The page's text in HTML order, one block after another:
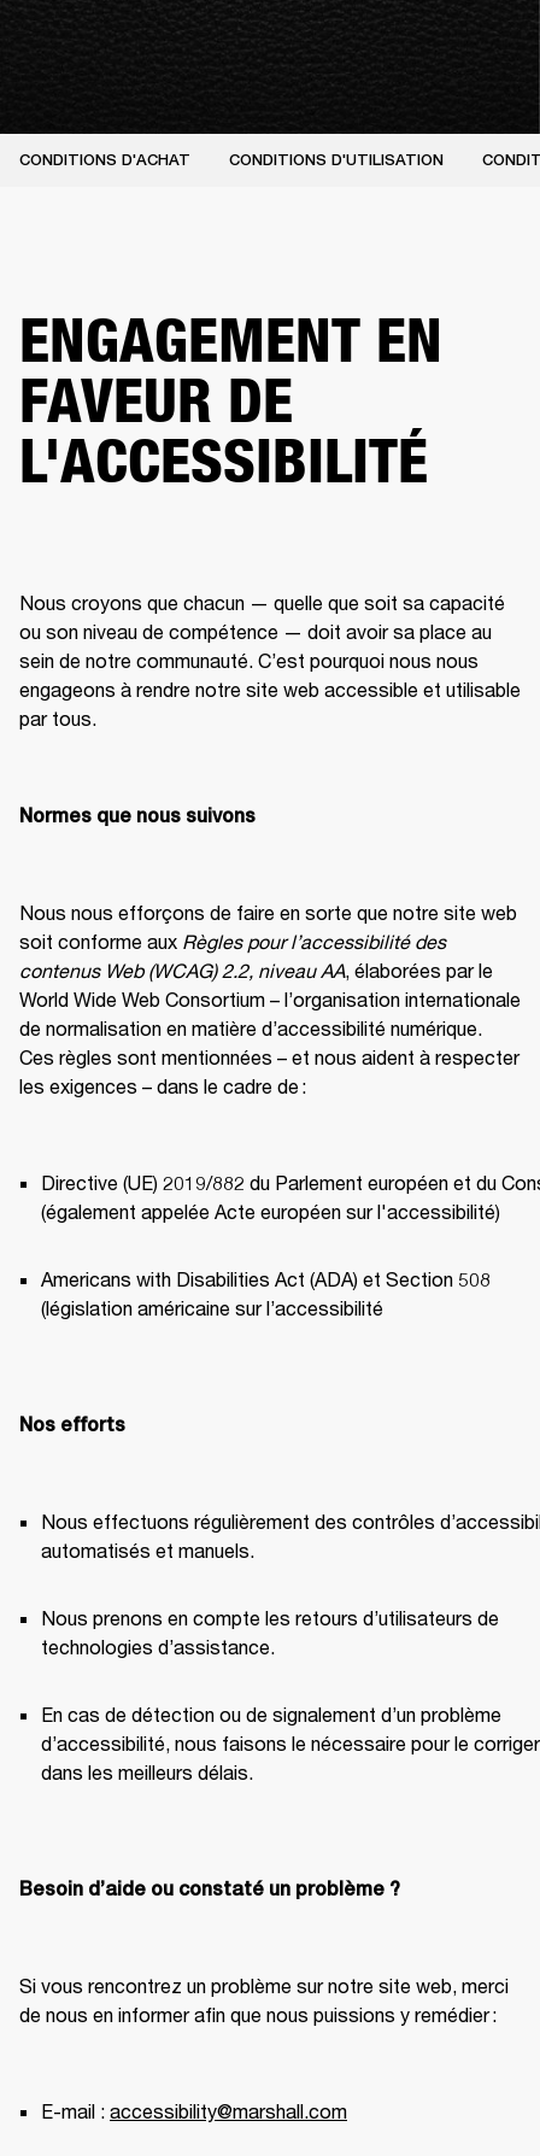
CONDITIONS D'ACHAT CONDITIONS D'UTILISATION
ENGAGEMENT EN
FAVEUR DE
L'ACCESSIBILITÉ
Nous croyons que chacun — quelle que soit sa capacité
ou son niveau de compétence — doit avoir sa place au
sein de notre communauté. C’est pourquoi nous nous
engageons à rendre notre site web accessible et utilisable
par tous.
Normes que nous suivons
Nous nous efforçons de faire en sorte que notre site web
soit conforme aux Règles pour l’accessibilité des
contenus Web (WCAG) 2.2, niveau AA, élaborées par le
World Wide Web Consortium – l’organisation internationale
de normalisation en matière d’accessibilité numérique.
Ces règles sont mentionnées – et nous aident à respecter
les exigences – dans le cadre de :
Directive (UE) 2019/882 du Parlement européen et du
(également appelée Acte européen sur l'accessibilité)
Americans with Disabilities Act (ADA) et Section 508
(législation américaine sur l’accessibilité
Nos efforts
Nous effectuons régulièrement des contrôles
automatisés et manuels.
Nous prenons en compte les retours d’utilisateurs de
technologies d’assistance.
En cas de détection ou de signalement d’un problème
d’accessibilité, nous faisons le nécessaire pour le corriger
dans les meilleurs délais.
Besoin d’aide ou constaté un problème ?
Si vous rencontrez un problème sur notre site web, merci
de nous en informer afin que nous puissions y remédier :
E-mail : accessibility@marshall.com